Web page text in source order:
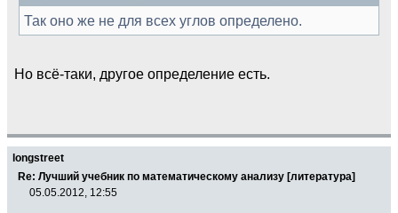
Так оно же не для всех углов определено.
Но всё-таки, другое определение есть.
longstreet
Re: Лучший учебник по математическому анализу [литература]
05.05.2012, 12:55